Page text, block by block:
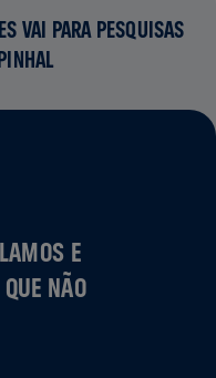
VAI PARA PESQUISAS
E
NÃO